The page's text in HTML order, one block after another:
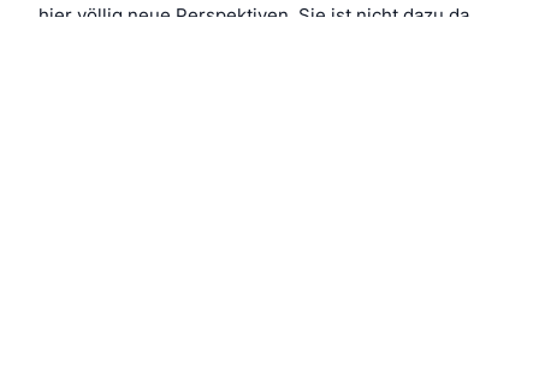
hier völlig neue Perspektiven. Sie ist nicht dazu da,